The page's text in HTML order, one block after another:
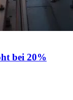
bei 20%